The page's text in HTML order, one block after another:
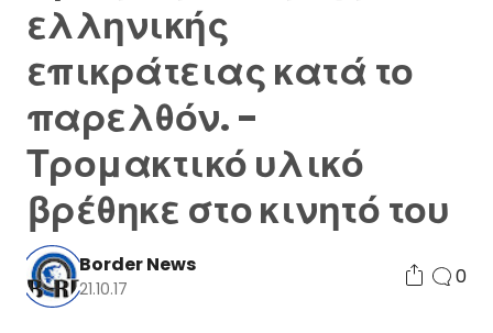
ελληνικής
επικράτειας κατά το
παρελθόν. -
Τρομακτικό υλικό
βρέθηκε στο κινητό του
Border News
21.10.17
0